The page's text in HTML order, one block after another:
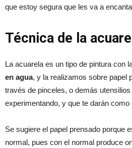
que estoy segura que les va a
Técnica de la
La acuarela es un tipo de pintura con
en agua, y la realizamos sobre papel
través de pinceles, o demás
experimentando, y que te darán como
Se sugiere el papel prensado porque
normal, pues con el normal produce